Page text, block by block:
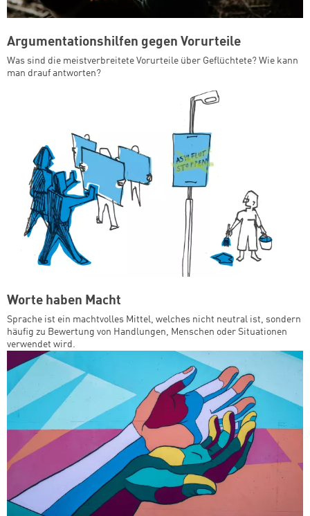
Argumentationshilfen gegen Vorurteile
Was sind die meistverbreitete Vorurteile über Geflüchtete? Wie kann
man drauf antworten?
Worte haben Macht
Sprache ist ein machtvolles Mittel, welches nicht neutral ist, sondern
häufig zu Bewertung von Handlungen, Menschen oder Situationen
verwendet wird.